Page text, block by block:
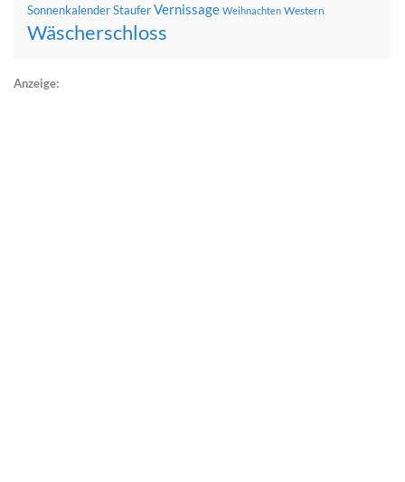
SonnenkalenderStauferVernissage Weihnachten Western
Wäscherschloss
Anzeige: